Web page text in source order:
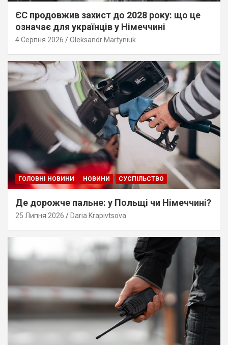
ЄС продовжив захист до 2028 року: що це
означає для українців у Німеччині
4 Серпня 2026 Oleksandr Martyniuk
ГОЛОВНІ НОВИНИ НОВИНИ СУСПІЛЬСТВО
Де дорожче пальне: у Польщі чи Німеччині?
25 Липня 2026 Daria Krapivtsova